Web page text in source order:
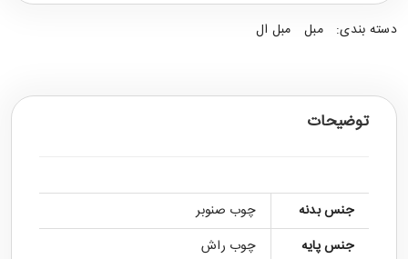
دسته بندی: مبل مبل ال
توضیحات
جنس بدنه
چوب صنوبر
جنس پایه
چوب راش